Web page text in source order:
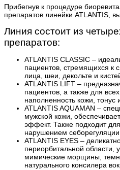
Прибегнув к процедуре
препаратов линейки ATLANTIS,
Линия состоит из
препаратов:
ATLANTIS CLASSIC –
пациентов, стремящихся к
лица, шеи, декольте и
ATLANTIS LIFT –
пациентов, а также для
наполненность кожи, тонус
ATLANTIS AQUAMAN –
мужской кожи,
эффект. Также подходит
нарушением
ATLANTIS EYES –
периорбитальной области,
мимические морщины,
натурального консилера